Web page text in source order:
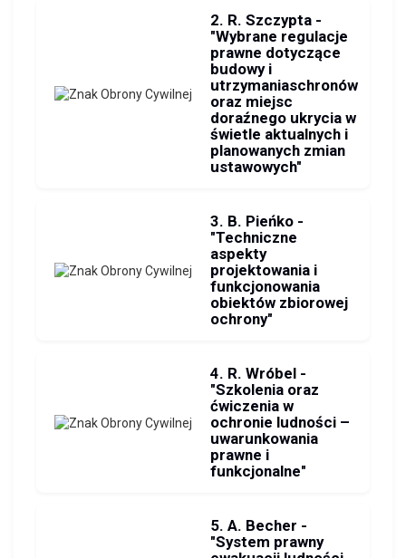
2. R. Szczypta -
"Wybrane regulacje
prawne dotyczące
budowy i
utrzymaniaschronów
oraz miejsc
doraźnego ukrycia w
świetle aktualnych i
planowanych zmian
ustawowych"
3. B. Pieńko -
"Techniczne
aspekty
projektowania i
funkcjonowania
obiektów zbiorowej
ochrony"
4. R. Wróbel -
"Szkolenia oraz
ćwiczenia w
ochronie ludności –
uwarunkowania
prawne i
funkcjonalne"
5. A. Becher -
"System prawny